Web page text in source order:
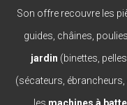
Son offre recouvre les
guides, châines,
jardin (binettes,
(sécateurs, ébrancheurs,